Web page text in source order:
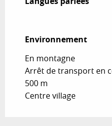
Environnement
Environnement
En montagne
Arrêt de transport en
500 m
Centre village